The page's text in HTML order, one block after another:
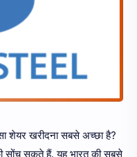
शेयर खरीदना सबसे अच्छा है?
सोंच सकते हैं, यह भारत की सबसे